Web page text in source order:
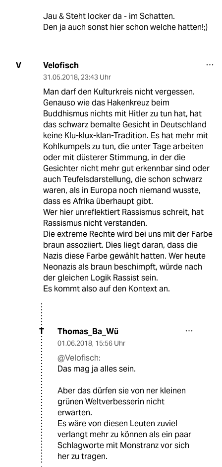
Jau & Steht locker da - im Schatten.
Den ja auch sonst hier schon welche hatten!;)
V Velofisch
31.05.2018, 23:43 Uhr
Man darf den Kulturkreis nicht vergessen.
Genauso wie das Hakenkreuz beim
Buddhismus nichts mit Hitler zu tun hat, hat
das schwarz bemalte Gesicht in Deutschland
keine Klu-klux-klan-Tradition. Es hat mehr mit
Kohlkumpels zu tun, die unter Tage arbeiten
oder mit düsterer Stimmung, in der die
Gesichter nicht mehr gut erkennbar sind oder
auch Teufelsdarstellung, die schon schwarz
waren, als in Europa noch niemand wusste,
dass es Afrika überhaupt gibt.
Wer hier unreflektiert Rassismus schreit, hat
Rassismus nicht verstanden.
Die extreme Rechte wird bei uns mit der Farbe
braun assoziiert. Dies liegt daran, dass die
Nazis diese Farbe gewählt hatten. Wer heute
Neonazis als braun beschimpft, würde nach
der gleichen Logik Rassist sein.
Es kommt also auf den Kontext an.
T Thomas_Ba_Wü
01.06.2018, 15:56 Uhr
@Velofisch:
Das mag ja alles sein.
Aber das dürfen sie von ner kleinen
grünen Weltverbesserin nicht
erwarten.
Es wäre von diesen Leuten zuviel
verlangt mehr zu können als ein paar
Schlagworte mit Monstranz vor sich
her zu tragen.